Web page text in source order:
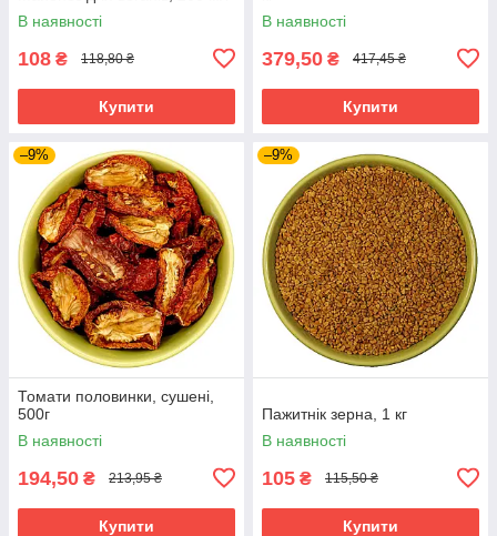
В наявності
108 ₴ 118,80 ₴
Купити
В наявності
379,50 ₴ 417,45 ₴
Купити
–9%
Томати половинки, сушені,
500г
В наявності
194,50 ₴ 213,95 ₴
Купити
–9%
Пажитнік зерна, 1 кг
В наявності
105 ₴ 115,50 ₴
Купити